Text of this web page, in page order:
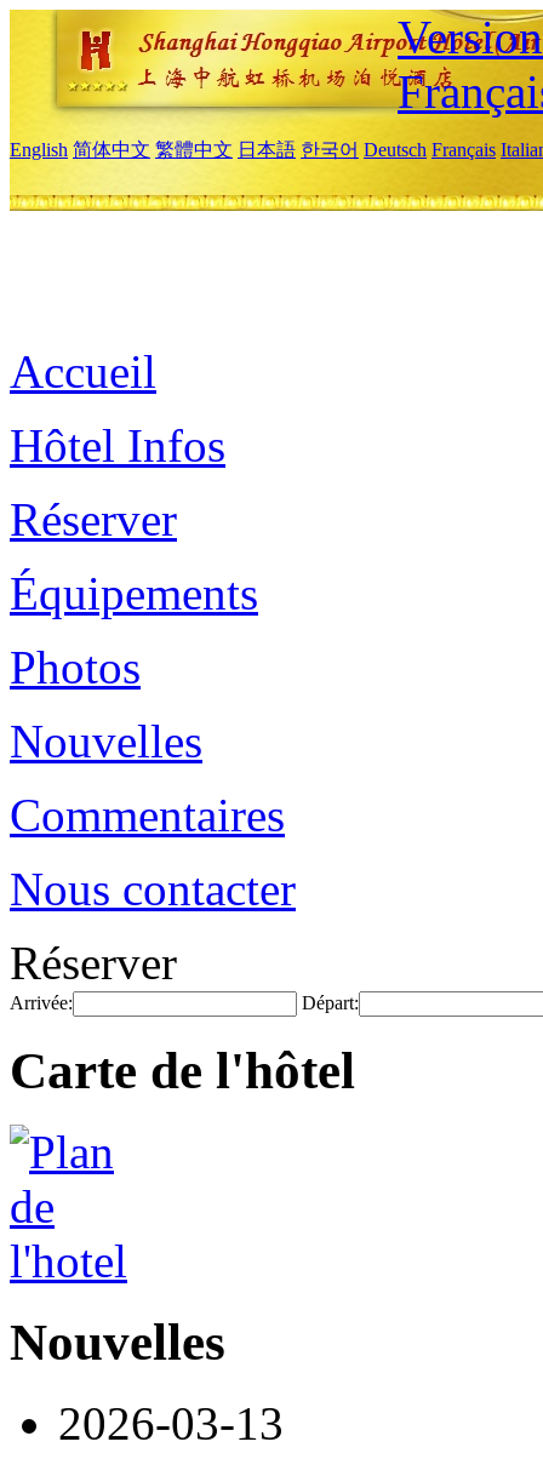
English 简体中文 繁體中文 日本語 한국어 Deutsch Français
Accueil
Hôtel Infos
Réserver
Équipements
Photos
Nouvelles
Commentaires
Nous contacter
Réserver
Arrivée: Départ:
Carte de l'hôtel
Nouvelles
2026-03-13